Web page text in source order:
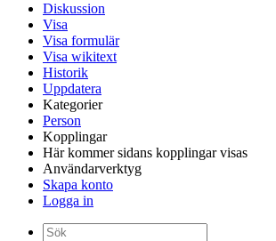
Diskussion
Visa
Visa formulär
Visa wikitext
Historik
Uppdatera
Kategorier
Person
Kopplingar
Här kommer sidans kopplingar visas
Användarverktyg
Skapa konto
Logga in